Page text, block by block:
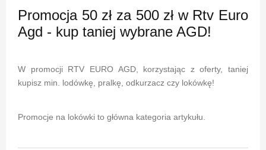
Promocja 50 zł za 500 zł w Rtv Euro
Agd - kup taniej wybrane AGD!
W promocji RTV EURO AGD, korzystając z oferty, taniej
kupisz min. lodówkę, pralkę, odkurzacz czy lokówkę!
Promocje na lokówki to główna kategoria artykułu.